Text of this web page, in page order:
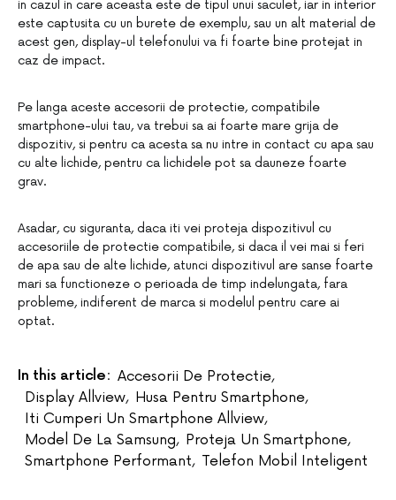
in cazul in care aceasta este de tipul unui saculet, iar in interior
este captusita cu un burete de exemplu, sau un alt material de
acest gen, display-ul telefonului va fi foarte bine protejat in
caz de impact.
Pe langa aceste accesorii de protectie, compatibile
smartphone-ului tau, va trebui sa ai foarte mare grija de
dispozitiv, si pentru ca acesta sa nu intre in contact cu apa sau
cu alte lichide, pentru ca lichidele pot sa dauneze foarte
grav.
Asadar, cu siguranta, daca iti vei proteja dispozitivul cu
accesoriile de protectie compatibile, si daca il vei mai si feri
de apa sau de alte lichide, atunci dispozitivul are sanse foarte
mari sa functioneze o perioada de timp indelungata, fara
probleme, indiferent de marca si modelul pentru care ai
optat.
In this article: Accesorii De Protectie,
Display Allview, Husa Pentru Smartphone,
Iti Cumperi Un Smartphone Allview,
Model De La Samsung, Proteja Un Smartphone,
Smartphone Performant, Telefon Mobil Inteligent